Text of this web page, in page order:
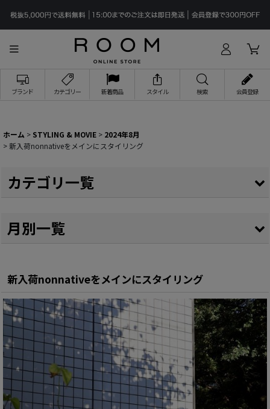
ブランド カテゴリー 新着商品 スタイル 検索 会員登録
ホーム > STYLING & MOVIE > 2024年8月
>新入荷nonnativeをメインにスタイリング
新入荷nonnativeをメインにスタイリング
カテゴリ一覧
YOUTUBE STYLING
adidas Originals スタイリング
A.D.S.R. スタイリング
ANACHRONORM スタイリング
ANTIDOTE BUYERS CLUB スタイリング
APPLEBUM スタイリング
BOWWOW スタイリング
月別一覧
2025年
2024年
2023年
2022年